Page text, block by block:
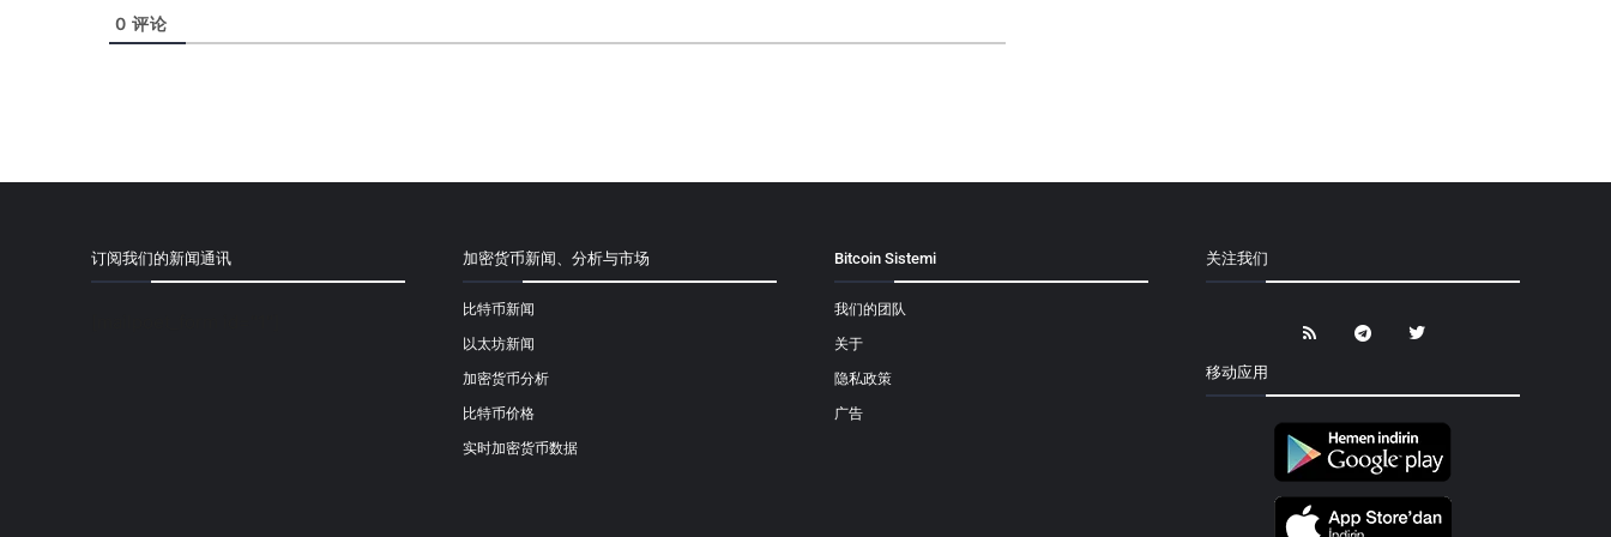
0 评论
订阅我们的新闻通讯 加密货币新闻、分析与市场
比特币新闻
以太坊新闻
加密货币分析
比特币价格
实时加密货币数据
Bitcoin Sistemi
我们的团队
关于
隐私政策
广告
关注我们
移动应用